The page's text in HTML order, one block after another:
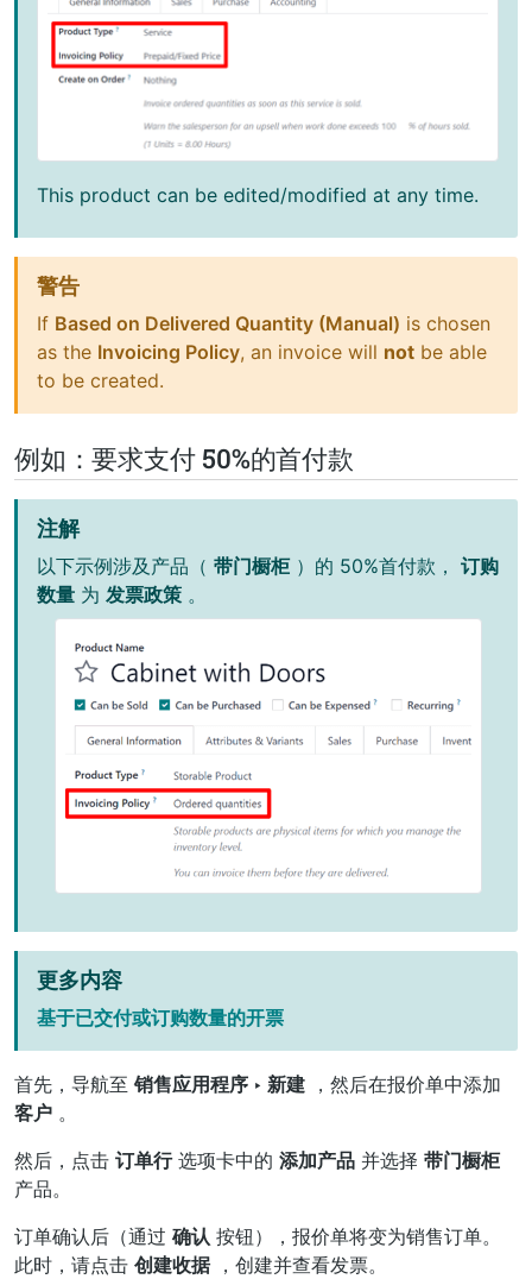
This product can be edited/modified at any time.
警告
If Based on Delivered Quantity (Manual) is chosen
as the Invoicing Policy, an invoice will not be able
to be created.
例如：要求支付 50%的首付款
注解
以下示例涉及产品（ 带门橱柜）的 50%首付款， 订购
数量 为 发票政策 。
更多内容
基于已交付或订购数量的开票
首先，导航至 销售应用程序 ‣ 新建 ，然后在报价单中添加
客户 。
然后，点击 订单行选项卡中的 添加产品 并选择 带门橱柜
产品。
订单确认后（通过 确认 按钮），报价单将变为销售订单。
此时，请点击 创建收据，创建并查看发票。